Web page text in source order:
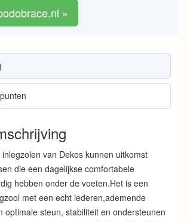
»
van Dekos kunnen uitkomst
die een dagelijkse comfortabele
hebben onder de voeten.Het is een
met een echt lederen,ademende
optimale steun, stabiliteit en ondersteunen